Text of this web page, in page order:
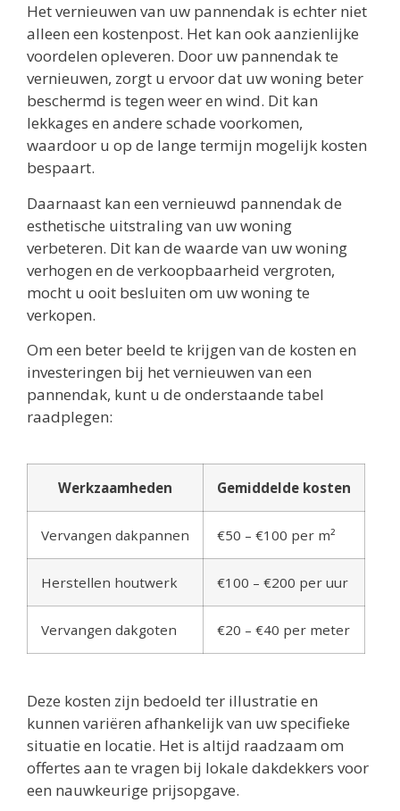
Het vernieuwen van uw pannendak is echter niet
alleen een kostenpost. Het kan ook aanzienlijke
voordelen opleveren. Door uw pannendak te
vernieuwen, zorgt u ervoor dat uw woning beter
beschermd is tegen weer en wind. Dit kan
lekkages en andere schade voorkomen,
waardoor u op de lange termijn mogelijk kosten
bespaart.
Daarnaast kan een vernieuwd pannendak de
esthetische uitstraling van uw woning
verbeteren. Dit kan de waarde van uw woning
verhogen en de verkoopbaarheid vergroten,
mocht u ooit besluiten om uw woning te
verkopen.
Om een beter beeld te krijgen van de kosten en
investeringen bij het vernieuwen van een
pannendak, kunt u de onderstaande tabel
raadplegen:
Werkzaamheden Gemiddelde kosten
Vervangen dakpannen €50 – €100 per m²
Herstellen houtwerk €100 – €200 per uur
Vervangen dakgoten €20 – €40 per meter
Deze kosten zijn bedoeld ter illustratie en
kunnen variëren afhankelijk van uw specifieke
situatie en locatie. Het is altijd raadzaam om
offertes aan te vragen bij lokale dakdekkers voor
een nauwkeurige prijsopgave.